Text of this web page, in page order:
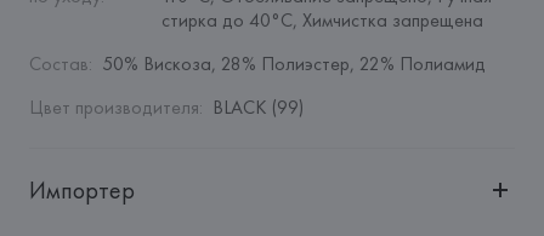
стирка до 40°C, Химчистка запрещена
Состав: 50% Вискоза, 28% Полиэстер, 22% Полиамид
Цвет производителя: BLACK (99)
Импортер